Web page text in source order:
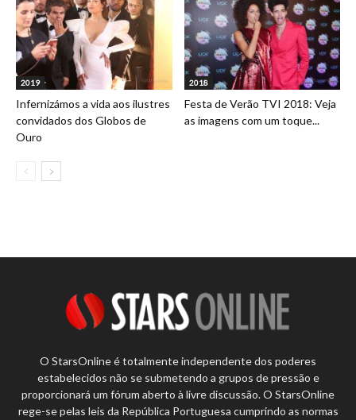
2019
Infernizámos a vida aos ilustres
convidados dos Globos de
Ouro
2018
Festa de Verão TVI 2018: Veja
as imagens com um toque...
O StarsOnline é totalmente independente dos poderes
estabelecidos não se submetendo a grupos de pressão e
proporcionará um fórum aberto à livre discussão. O StarsOnline
rege-se pelas leis da República Portuguesa cumprindo as normas